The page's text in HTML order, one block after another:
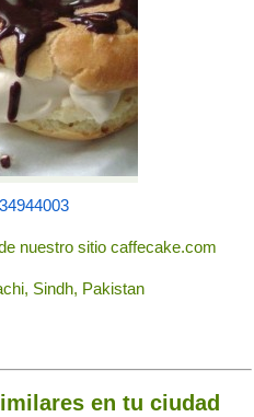
nuestro sitio caffecake.com
Sindh, Pakistan
en tu ciudad